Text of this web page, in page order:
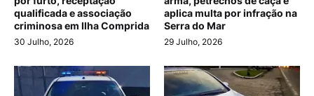
qualificada e associação
criminosa em Ilha Comprida
30 Julho, 2026
aplica multa por infração na
Serra do Mar
29 Julho, 2026